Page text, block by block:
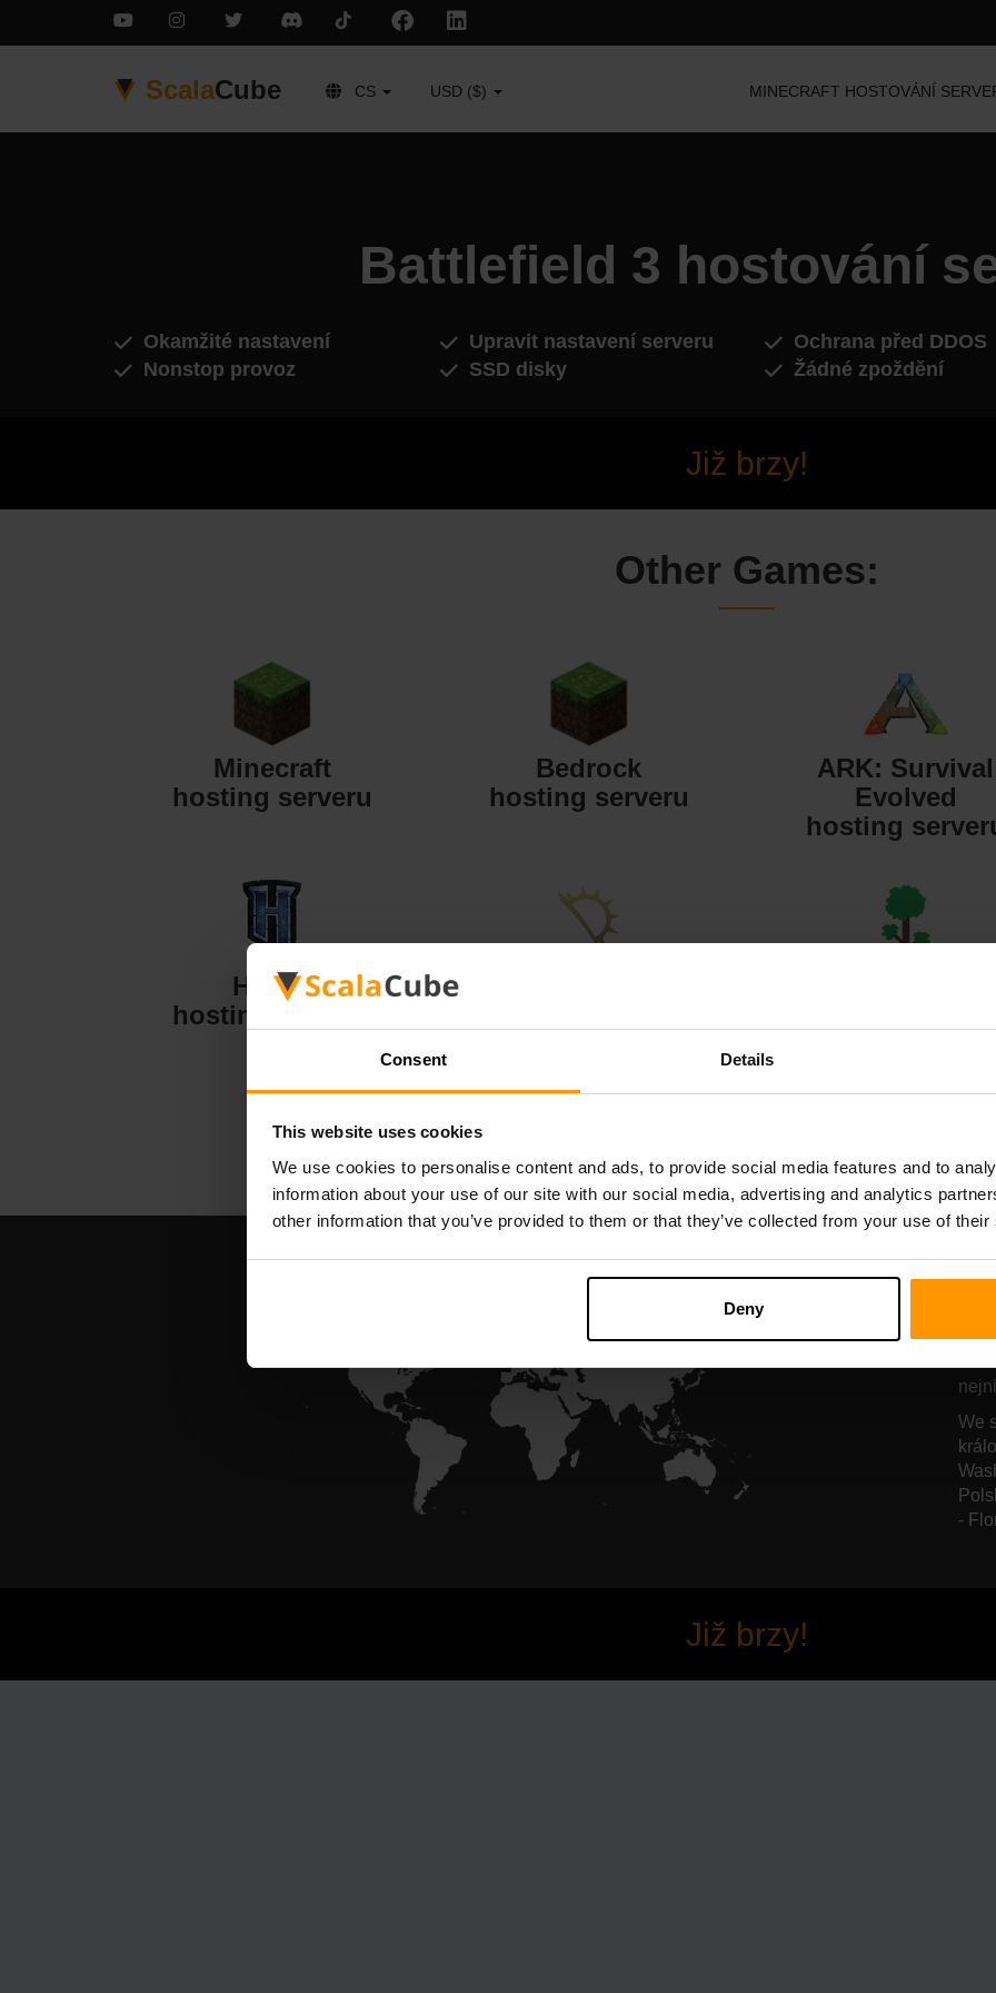
Consent Details
This website uses cookies
We use cookies to personalise content and ads, to provide social media features and to
information about your use of our site with our social media, advertising and analytics
other information that you’ve provided to them or that they’ve collected from your use of
Deny
ScalaCube CS USD ($) MINECRAFT HOSTOVÁNÍ
Battlefield 3 hostování
Okamžité nastavení
Nonstop provoz
Upravit nastavení serveru
SSD disky
Ochrana před DDOS
Žádné zpoždění
Již brzy!
Other Games:
Minecraft
hosting serveru
Bedrock
hosting serveru
ARK: Survival
Evolved
hosting
Hytale
hosting serveru
We
-
Již brzy!